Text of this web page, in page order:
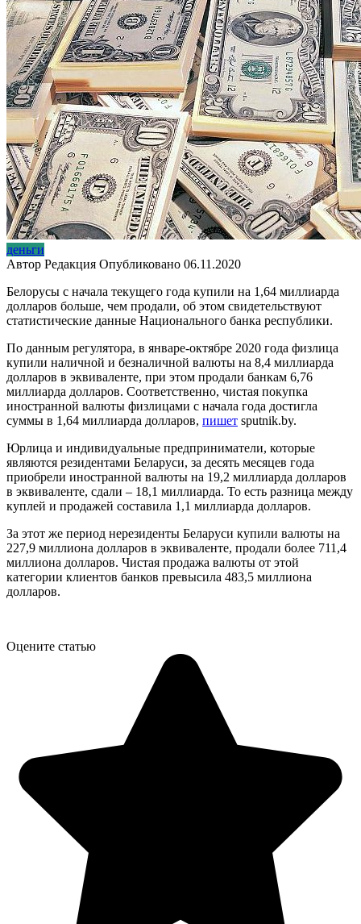
деньги
Автор Редакция Опубликовано 06.11.2020
Белорусы с начала текущего года купили на 1,64 миллиарда
долларов больше, чем продали, об этом свидетельствуют
статистические данные Национального банка республики.
По данным регулятора, в январе-октябре 2020 года физлица
купили наличной и безналичной валюты на 8,4 миллиарда
долларов в эквиваленте, при этом продали банкам 6,76
миллиарда долларов. Соответственно, чистая покупка
иностранной валюты физлицами с начала года достигла
суммы в 1,64 миллиарда долларов, пишет sputnik.by.
Юрлица и индивидуальные предприниматели, которые
являются резидентами Беларуси, за десять месяцев года
приобрели иностранной валюты на 19,2 миллиарда долларов
в эквиваленте, сдали – 18,1 миллиарда. То есть разница между
куплей и продажей составила 1,1 миллиарда долларов.
За этот же период нерезиденты Беларуси купили валюты на
227,9 миллиона долларов в эквиваленте, продали более 711,4
миллиона долларов. Чистая продажа валюты от этой
категории клиентов банков превысила 483,5 миллиона
долларов.
Оцените статью